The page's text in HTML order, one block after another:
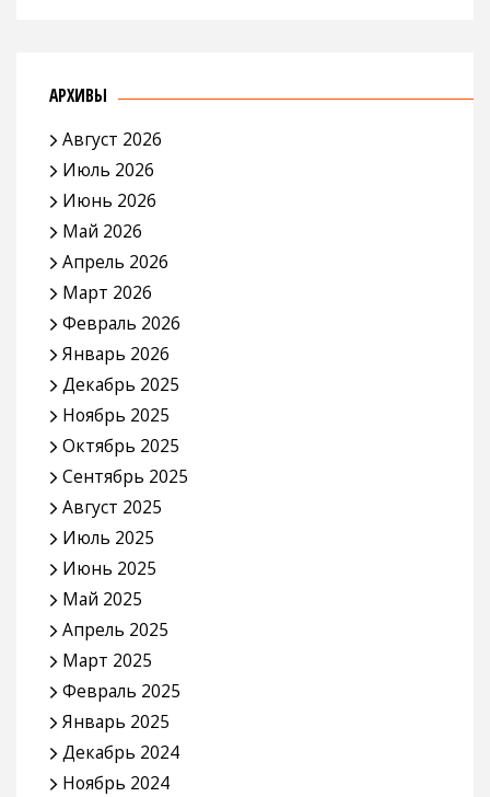
АРХИВЫ
Август 2026
Июль 2026
Июнь 2026
Май 2026
Апрель 2026
Март 2026
Февраль 2026
Январь 2026
Декабрь 2025
Ноябрь 2025
Октябрь 2025
Сентябрь 2025
Август 2025
Июль 2025
Июнь 2025
Май 2025
Апрель 2025
Март 2025
Февраль 2025
Январь 2025
Декабрь 2024
Ноябрь 2024